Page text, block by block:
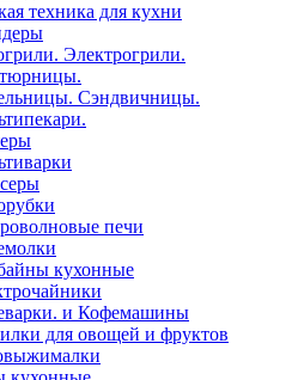
техника для кухни
Электрогрили.
Сэндвичницы.
печи
кухонные
и Кофемашины
для овощей и фруктов